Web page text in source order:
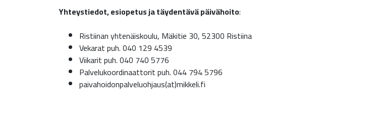
Yhteystiedot, esiopetus ja täydentävä päivähoito:
Ristiinan yhtenäiskoulu, Mäkitie 30, 52300 Ristiina
Vekarat puh. 040 129 4539
Viikarit puh. 040 740 5776
Palvelukoordinaattorit puh. 044 794 5796
paivahoidonpalveluohjaus(at)mikkeli.fi